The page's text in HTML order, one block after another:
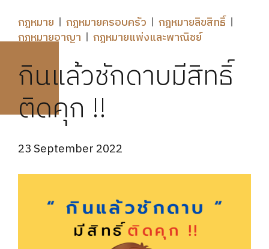
กฎหมาย กฎหมายครอบครัว
กฎหมายลิขสิทธิ์
กฎหมายอาญา
กฎหมายแพ่งและพาณิชย์
กินแล้วชักดาบมีสิทธิ์
ติดคุก !!
23 September 2022